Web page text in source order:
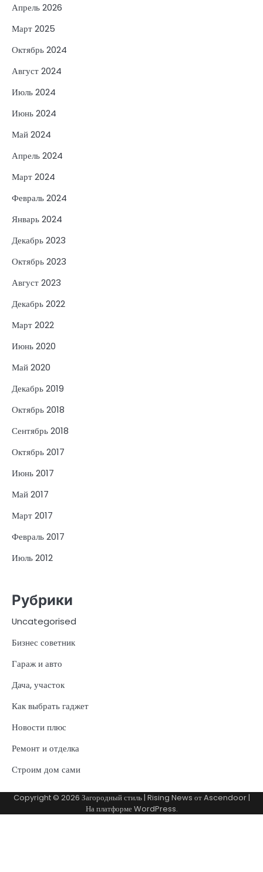
Апрель 2026
Март 2025
Октябрь 2024
Август 2024
Июль 2024
Июнь 2024
Май 2024
Апрель 2024
Март 2024
Февраль 2024
Январь 2024
Декабрь 2023
Октябрь 2023
Август 2023
Декабрь 2022
Март 2022
Июнь 2020
Май 2020
Декабрь 2019
Октябрь 2018
Сентябрь 2018
Октябрь 2017
Июнь 2017
Май 2017
Март 2017
Февраль 2017
Июль 2012
Рубрики
Uncategorised
Бизнес советник
Гараж и авто
Дача, участок
Как выбрать гаджет
Новости плюс
Ремонт и отделка
Строим дом сами
Copyright © 2026 Загородный стиль| Rising News отAscendoor|
На платформеWordPress.